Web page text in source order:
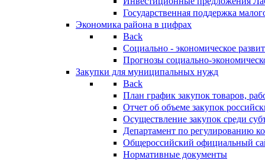
Государственная поддержка
Экономика района в цифрах
Back
Социально - экономическое
Прогнозы социально-
Закупки для муниципальных нужд
Back
План график закупок товаров,
Отчет об объеме закупок
Осуществление закупок среди
Департамент по регулированию
Общероссийский официальный
Нормативные документы